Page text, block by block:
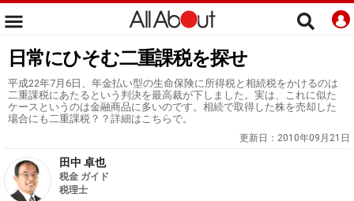
日常にひそむ二重課税を探せ
平成22年7月6日、年金払い型の生命保険に所得税と相続税をかけるのは
二重課税にあたるという判決を最高裁が下しました。実は、これに似た
ケースというのは金融商品に多いのです。相続で取得した株を売却した
場合にも二重課税？？詳細はこちらで。
更新日： 2010年09月21日
田中 卓也
税金 ガイド
税理士